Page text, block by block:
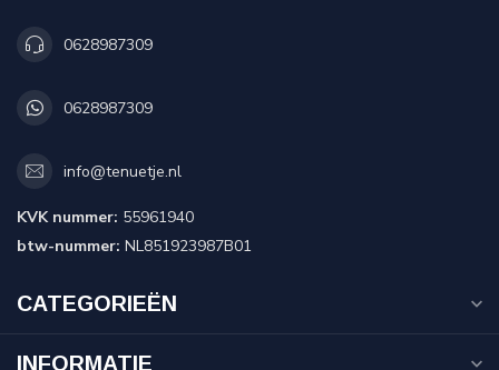
0628987309
0628987309
info@tenuetje.nl
KVK nummer: 55961940
btw-nummer: NL851923987B01
CATEGORIEËN
INFORMATIE